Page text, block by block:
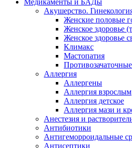
Медикаменты и БАДы
Акушерство.
Женские половые
Женское здоровье
Женское здоровье
Климакс
Мастопатия
Противозачаточные
Аллергия
Аллергены
Аллергия взрослым
Аллергия детское
Аллергия мази и
Анестезия и
Антибиотики
Антигеморроидальные
Антисептики